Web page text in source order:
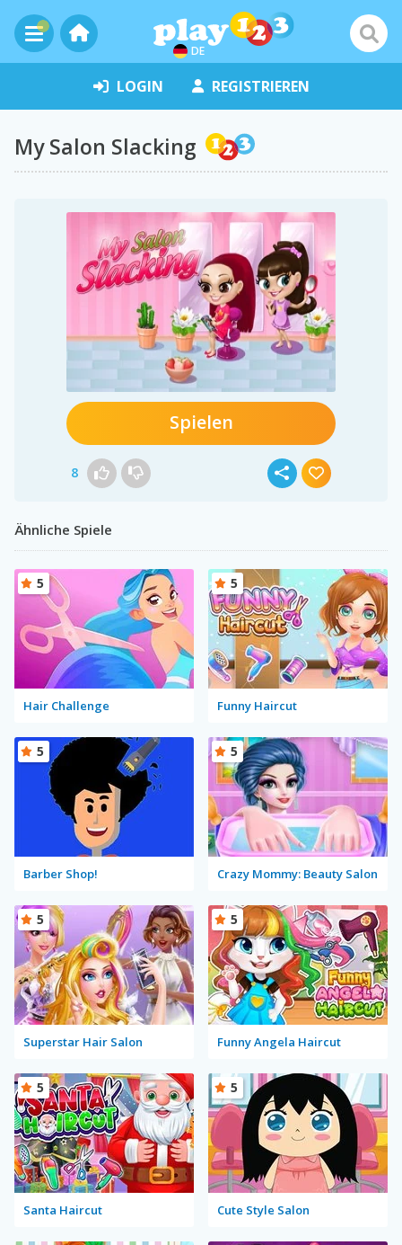
DE
LOGIN REGISTRIEREN
My Salon Slacking
Spielen
8
Ähnliche Spiele
Hair Challenge
5
Funny Haircut
5
Barber Shop!
5
Crazy Mommy: Beauty Salon
5
Superstar Hair Salon
5
Funny Angela Haircut
5
Santa Haircut
5
Cute Style Salon
5